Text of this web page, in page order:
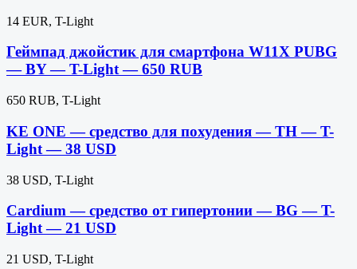
14 EUR, T-Light
Геймпад джойстик для смартфона W11X PUBG
— BY — T-Light — 650 RUB
650 RUB, T-Light
KE ONE — средство для похудения — TH — T-
Light — 38 USD
38 USD, T-Light
Cardium — средство от гипертонии — BG — T-
Light — 21 USD
21 USD, T-Light